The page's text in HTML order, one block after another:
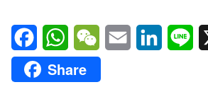
FacebookWhatsAppWeChatEmail LinkedIn
Share